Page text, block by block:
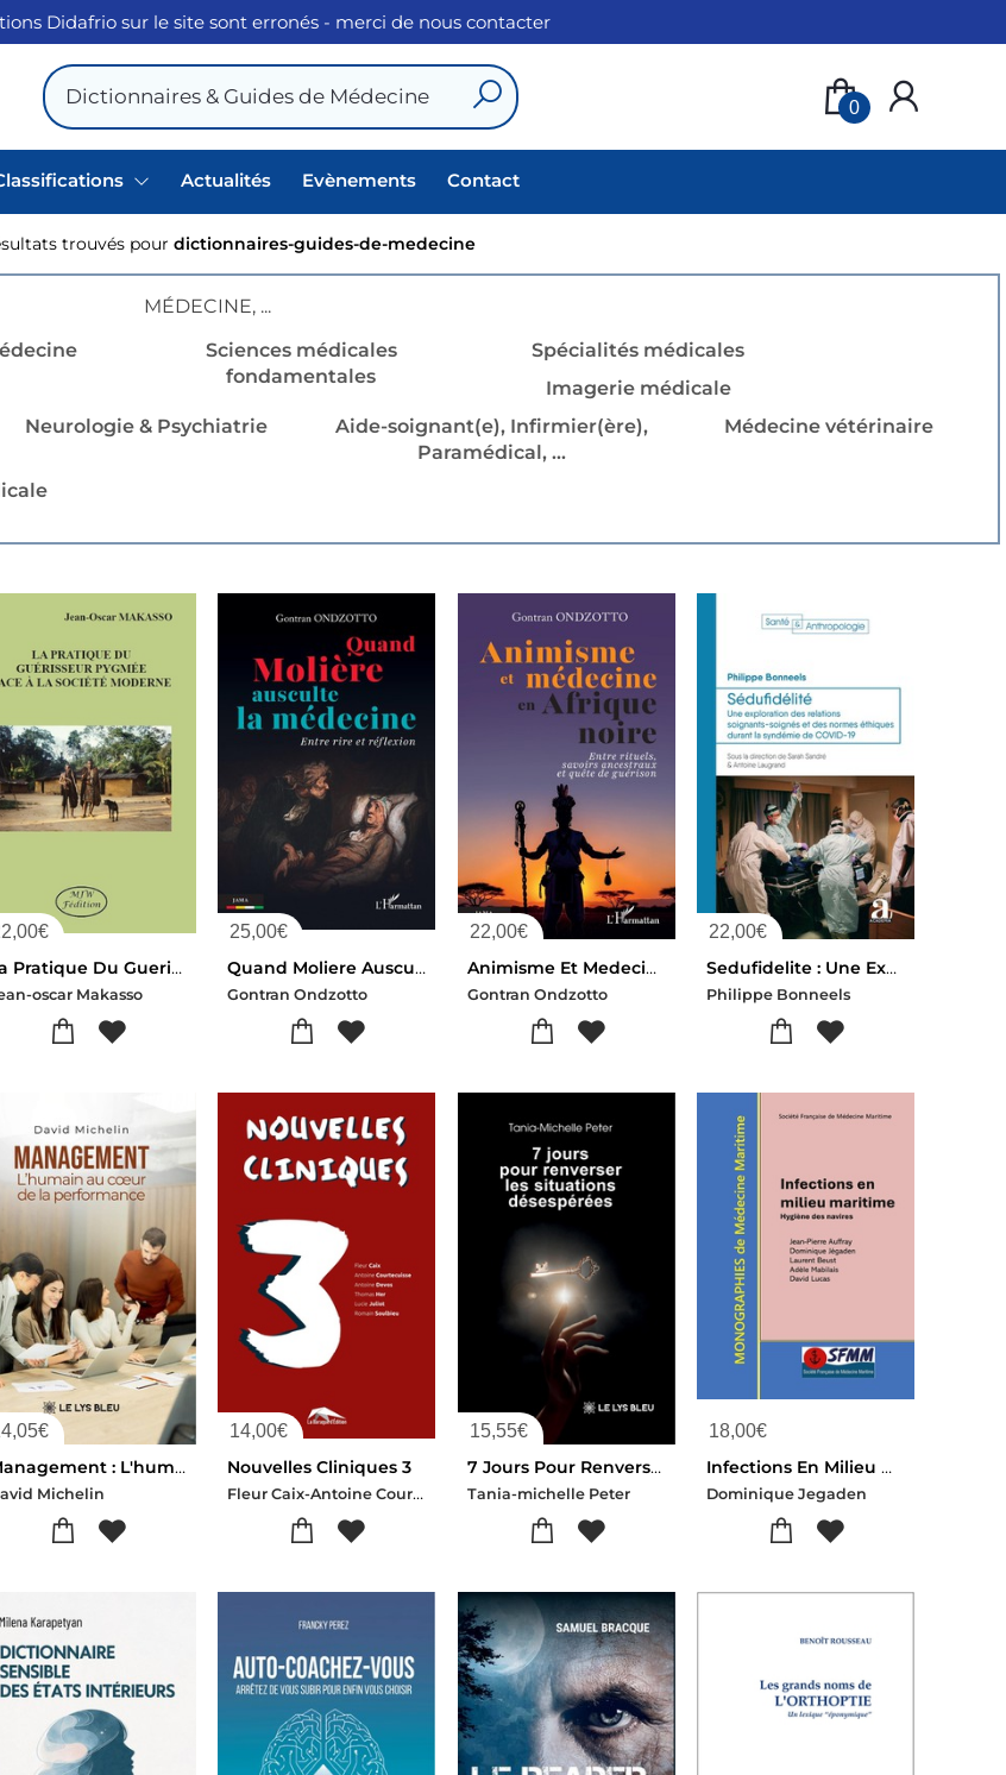
Didafrio sur le site sont erronés - merci de nous contacter
0
Actualités Evènements Contact
trouvés pour dictionnaires-guides-de-medecine
MÉDECINE, ...
Sciences médicales
fondamentales
Spécialités médicales
Imagerie médicale
Neurologie & Psychiatrie
Aide-soignant(e), Infirmier(ère),
Paramédical, ...
Médecine vétérinaire
€
La Pratique Du Guerisseur Pygmee Face A La Societe Moderne
oscar Makasso
25,00€
Quand Moliere Ausculte La Medecine : Entre Rire Et Reflexion
Gontran Ondzotto
22,00€
Animisme Et Medecine En Afrique Noire : Entre Rituels, Savoirs Ancestraux Et Quete De Guerison
Gontran Ondzotto
22,00€
Sedufidelite : Une Exploration Des Relations Soignants-soignes Et Des Normes Ethiques Durant La Syndemie De Covid-19
Philippe Bonneels
€
Management : L'humain Au Coeur De La Performance
Michelin
14,00€
Nouvelles Cliniques 3
Fleur Caix-Antoine Courtecuisse-Antoine Devos-Thomas Her-Lucie Juliot-Romain Soulbieu
15,55€
7 Jours Pour Renverser Les Situations Desesperees
Tania-michelle Peter
18,00€
Infections En Milieu Maritime : Hygiene Des Navires
Dominique Jegaden